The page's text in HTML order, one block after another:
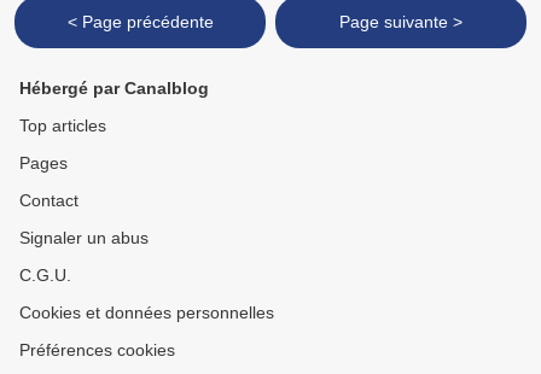
< Page précédente Page suivante >
Hébergé par Canalblog
Top articles
Pages
Contact
Signaler un abus
C.G.U.
Cookies et données personnelles
Préférences cookies